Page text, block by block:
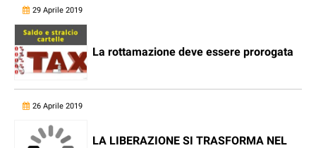
29 Aprile 2019
La rottamazione deve essere prorogata
26 Aprile 2019
LA LIBERAZIONE SI TRASFORMA NEL